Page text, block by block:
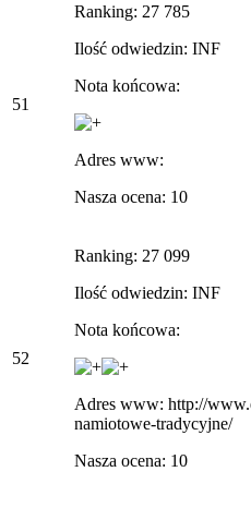
51
Ranking: 27 785
Ilość odwiedzin: INF
Nota końcowa:
Adres www:
Nasza ocena: 10
52
Ranking: 27 099
Ilość odwiedzin: INF
Nota końcowa:
Adres www: http://
namiotowe-tradycyjne/
Nasza ocena: 10